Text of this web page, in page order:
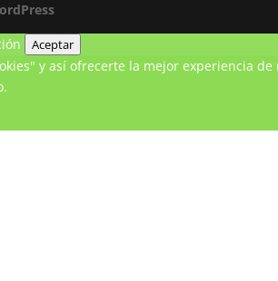
Aceptar
y así ofrecerte la mejor experiencia